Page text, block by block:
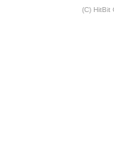
(C) HitBit